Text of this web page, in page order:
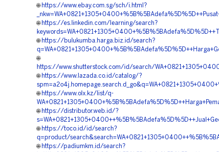
🌐 https://www.ebay.com.sg/sch/i.html?
🌐 https://es.linkedin.com/learning/search?
🌐 https://bulukumba.harga.biz.id/search?
🌐
https://www.shutterstock.com/id/search/
🌐 https://www.lazada.co.id/catalog/?
🌐 https://www.olx.kz/list/q-
🌐 https://distributor.web.id/?
🌐 https://toco.id/id/search?
q=product/
🌐 https://padiumkm.id/search?